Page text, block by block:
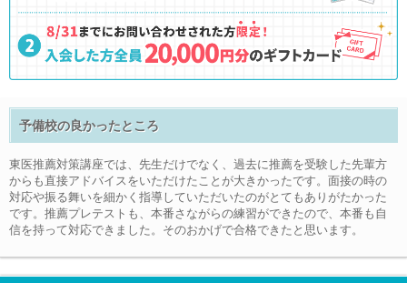
予備校の良かったところ
東医推薦対策講座では、先生だけでなく、過去に推薦を受験した先輩方
からも直接アドバイスをいただけたことが大きかったです。面接の時の
対応や振る舞いを細かく指導していただいたのがとてもありがたかった
です。推薦プレテストも、本番さながらの練習ができたので、本番も自
信を持って対応できました。そのおかげで合格できたと思います。